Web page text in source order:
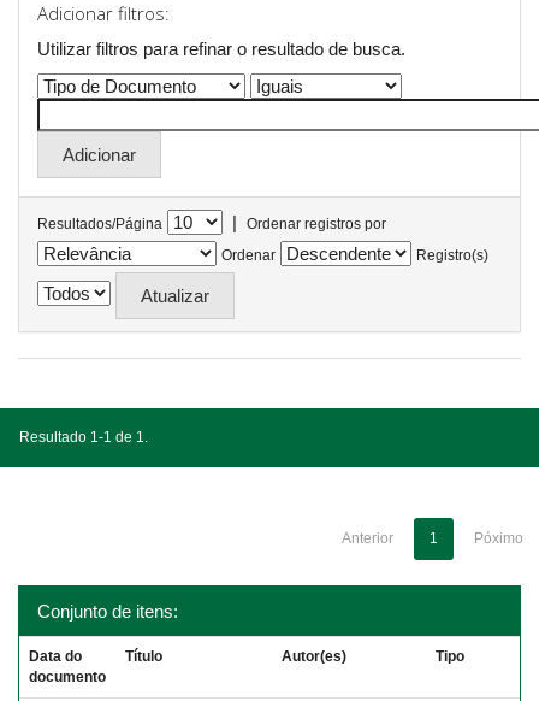
Adicionar filtros:
Utilizar filtros para refinar o resultado de busca.
Resultados/Página |
Ordenar registros por
Ordenar
Registro(s)
Resultado 1-1 de 1.
Anterior 1 Póximo
Conjunto de itens:
Data do
documento
Título Autor(es) Tipo